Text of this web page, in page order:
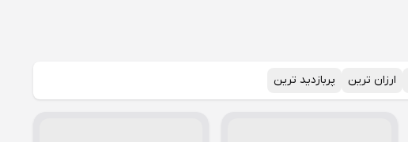
ارزان ترین پربازدید ترین